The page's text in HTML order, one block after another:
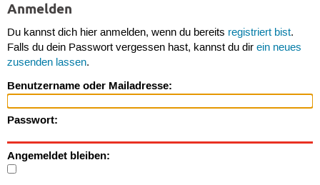
Anmelden
Du kannst dich hier anmelden, wenn du bereits registriert bist.
Falls du dein Passwort vergessen hast, kannst du dir ein neues
zusenden lassen.
Benutzername oder Mailadresse:
Passwort:
Angemeldet bleiben: